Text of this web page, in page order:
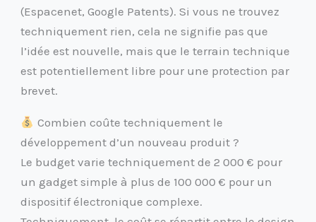
(Espacenet, Google Patents). Si vous ne trouvez
techniquement rien, cela ne signifie pas que
l’idée est nouvelle, mais que le terrain technique
est potentiellement libre pour une protection par
brevet.
Combien coûte techniquement le
développement d’un nouveau produit ?
Le budget varie techniquement de 2 000 € pour
un gadget simple à plus de 100 000 € pour un
dispositif électronique complexe.